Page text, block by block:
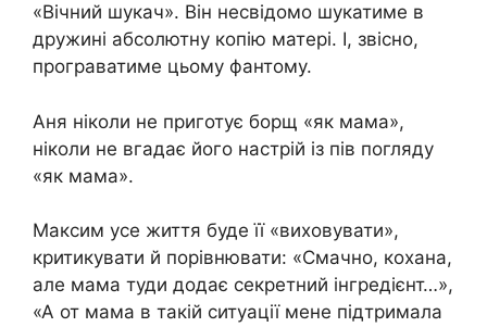
«Вічний шукач». Він несвідомо шукатиме в
дружині абсолютну копію матері. І, звісно,
програватиме цьому фантому.
Аня ніколи не приготує борщ «як мама»,
ніколи не вгадає його настрій із пів погляду
«як мама».
Максим усе життя буде її «виховувати»,
критикувати й порівнювати: «Смачно, кохана,
але мама туди додає секретний інгредієнт…»,
«А от мама в такій ситуації мене підтримала